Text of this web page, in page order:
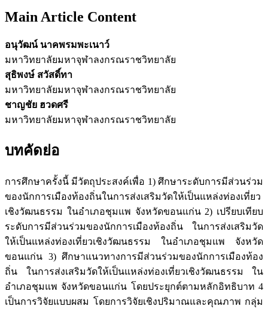
Main Article Content
อนุวัฒน์ นาคพรมพะเนาว์
มหาวิทยาลัยมหาจุฬาลงกรณราชวิทยาลัย
สุธิพงษ์ สวัสดิ์ทา
มหาวิทยาลัยมหาจุฬาลงกรณราชวิทยาลัย
ชาญชัย ฮวดศรี
มหาวิทยาลัยมหาจุฬาลงกรณราชวิทยาลัย
บทคัดย่อ
การศึกษาครั้งนี้ มีวัตถุประสงค์เพื่อ 1) ศึกษาระดับการมีส่วนร่วม
ของนักการเมืองท้องถิ่นในการส่งเสริมวัดให้เป็นแหล่งท่องเที่ยว
เชิงวัฒนธรรม ในอำเภอชุมแพ จังหวัดขอนแก่น 2) เปรียบเทียบ
ระดับการมีส่วนร่วมของนักการเมืองท้องถิ่น ในการส่งเสริมวัด
ให้เป็นแหล่งท่องเที่ยวเชิงวัฒนธรรม ในอำเภอชุมแพ จังหวัด
ขอนแก่น 3) ศึกษาแนวทางการมีส่วนร่วมของนักการเมืองท้อง
ถิ่น ในการส่งเสริมวัดให้เป็นแหล่งท่องเที่ยวเชิงวัฒนธรรม ใน
อำเภอชุมแพ จังหวัดขอนแก่น โดยประยุกต์ตามหลักอิทธิบาท 4
เป็นการวิจัยแบบผสม โดยการวิจัยเชิงปริมาณและคุณภาพ กลุ่ม